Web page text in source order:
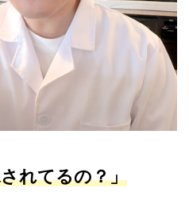
れてるの？」